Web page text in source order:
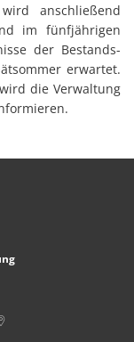
anschließend
im fünfjährigen
der Bestands-
erwartet.
die Verwaltung